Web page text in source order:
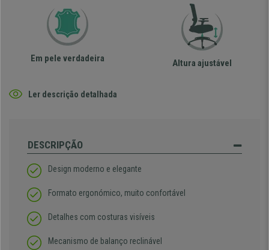
Em pele verdadeira Altura ajustável
Ler descrição detalhada
DESCRIPÇÃO
Design moderno e elegante
Formato ergonómico, muito confortável
Detalhes com costuras visíveis
Mecanismo de balanço reclinável